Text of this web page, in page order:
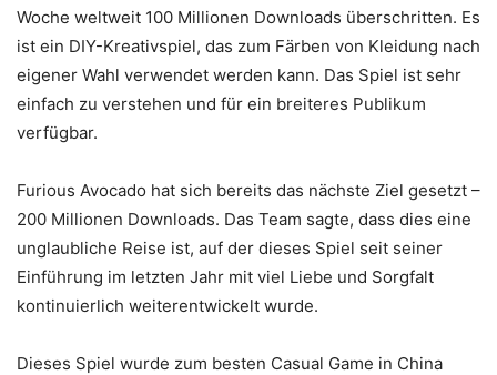
Woche weltweit 100 Millionen Downloads überschritten. Es
ist ein DIY-Kreativspiel, das zum Färben von Kleidung nach
eigener Wahl verwendet werden kann. Das Spiel ist sehr
einfach zu verstehen und für ein breiteres Publikum
verfügbar.
Furious Avocado hat sich bereits das nächste Ziel gesetzt –
200 Millionen Downloads. Das Team sagte, dass dies eine
unglaubliche Reise ist, auf der dieses Spiel seit seiner
Einführung im letzten Jahr mit viel Liebe und Sorgfalt
kontinuierlich weiterentwickelt wurde.
Dieses Spiel wurde zum besten Casual Game in China